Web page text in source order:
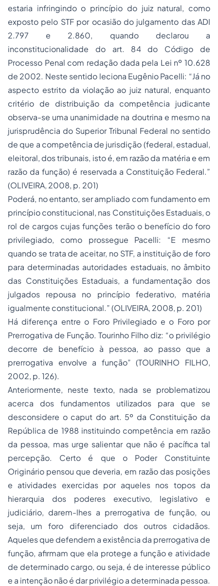
estaria infringindo o princípio do juiz natural, como
exposto pelo STF por ocasião do julgamento das ADI
2.797 e 2.860, quando declarou a
inconstitucionalidade do art. 84 do Código de
Processo Penal com redação dada pela Lei nº 10.628
de 2002. Neste sentido leciona Eugênio Pacelli: “Já no
aspecto estrito da violação ao juiz natural, enquanto
critério de distribuição da competência judicante
observa-se uma unanimidade na doutrina e mesmo na
jurisprudência do Superior Tribunal Federal no sentido
de que a competência de jurisdição (federal, estadual,
eleitoral, dos tribunais, isto é, em razão da matéria e em
razão da função) é reservada a Constituição Federal.”
(OLIVEIRA, 2008, p. 201)
Poderá, no entanto, ser ampliado com fundamento em
princípio constitucional, nas Constituições Estaduais, o
rol de cargos cujas funções terão o benefício do foro
privilegiado, como prossegue Pacelli: “E mesmo
quando se trata de aceitar, no STF, a instituição de foro
para determinadas autoridades estaduais, no âmbito
das Constituições Estaduais, a fundamentação dos
julgados repousa no princípio federativo, matéria
igualmente constitucional.” (OLIVEIRA, 2008, p. 201)
Há diferença entre o Foro Privilegiado e o Foro por
Prerrogativa de Função. Tourinho Filho diz: “o privilégio
decorre de benefício à pessoa, ao passo que a
prerrogativa envolve a função” (TOURINHO FILHO,
2002, p. 126).
Anteriormente, neste texto, nada se problematizou
acerca dos fundamentos utilizados para que se
desconsidere o caput do art. 5º da Constituição da
República de 1988 instituindo competência em razão
da pessoa, mas urge salientar que não é pacífica tal
percepção. Certo é que o Poder Constituinte
Originário pensou que deveria, em razão das posições
e atividades exercidas por aqueles nos topos da
hierarquia dos poderes executivo, legislativo e
judiciário, darem-lhes a prerrogativa de função, ou
seja, um foro diferenciado dos outros cidadãos.
Aqueles que defendem a existência da prerrogativa de
função, afirmam que ela protege a função e atividade
de determinado cargo, ou seja, é de interesse público
e a intenção não é dar privilégio a determinada pessoa.